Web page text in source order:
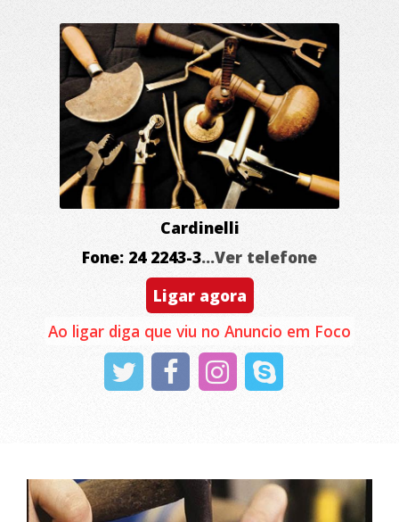
Cardinelli
Fone: 24 2243-3...Ver telefone
Ligar agora
Ao ligar diga que viu no Anuncio em Foco